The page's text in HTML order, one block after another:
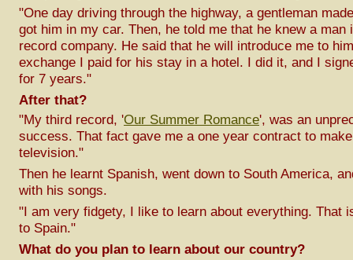
"One day driving through the highway, a gentleman
got him in my car. Then, he told me that he knew a man
record company. He said that he will introduce me to
exchange I paid for his stay in a hotel. I did it, and I
for 7 years."
After that?
"My third record, 'Our Summer Romance', was an
success. That fact gave me a one year contract to
television."
Then he learnt Spanish, went down to South America,
with his songs.
"I am very fidgety, I like to learn about everything. That
to Spain."
What do you plan to learn about our country?